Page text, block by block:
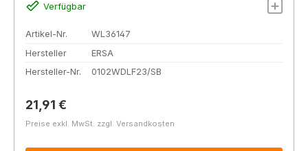
Verfügbar
Artikel-Nr.
WL36147
Hersteller
ERSA
Hersteller-Nr.
0102WDLF23/SB
Regulärer Preis:
21,91 €
Preise exkl. MwSt. zzgl. Versandkosten